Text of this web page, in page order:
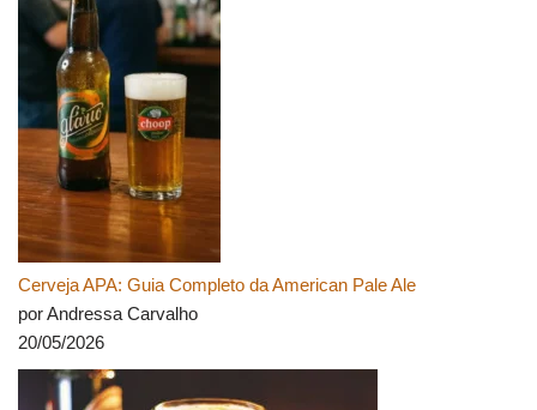
Cerveja APA: Guia Completo da American Pale Ale
por Andressa Carvalho
20/05/2026